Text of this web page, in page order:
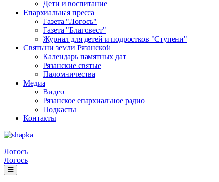
Дети и воспитание
Епархиальная пресса
Газета "Логосъ"
Газета "Благовест"
Журнал для детей и подростков "Ступени"
Святыни земли Рязанской
Календарь памятных дат
Рязанские святые
Паломничества
Медиа
Видео
Рязанское епархиальное радио
Подкасты
Контакты
Логосъ
Логосъ